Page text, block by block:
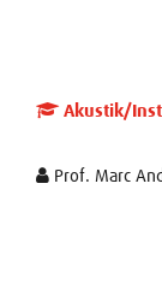
Akustik/
Prof. Marc